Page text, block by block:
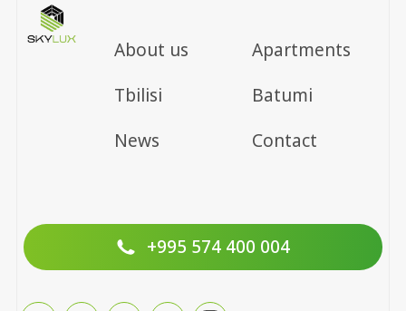
About us
Apartments
Tbilisi
Batumi
News
Contact
+995 574 400 004